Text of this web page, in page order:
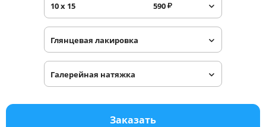
Услуги и сервис
10 x 15 590₽
Глянцевая лакировка
Галерейная натяжка
Заказать